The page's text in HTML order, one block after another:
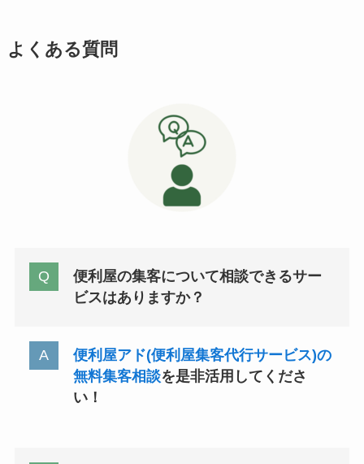
よくある質問
便利屋の集客について相談できるサー
ビスはありますか？
便利屋アド(便利屋集客代行サービス)の
無料集客相談を是非活用してくださ
い！